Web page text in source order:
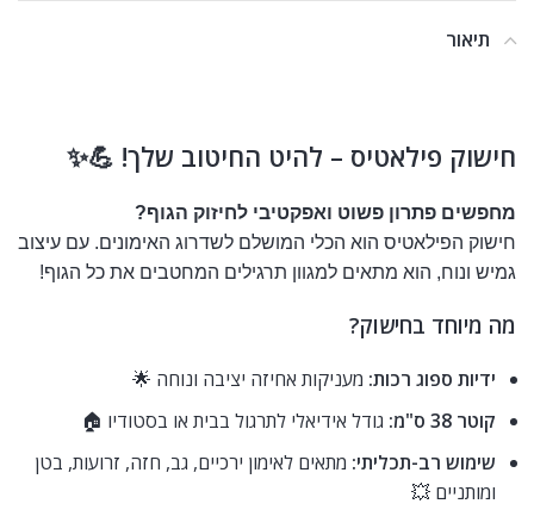
תיאור
חישוק פילאטיס – להיט החיטוב שלך! 💪✨
מחפשים פתרון פשוט ואפקטיבי לחיזוק הגוף?
חישוק הפילאטיס הוא הכלי המושלם לשדרוג האימונים. עם עיצוב
גמיש ונוח, הוא מתאים למגוון תרגילים המחטבים את כל הגוף!
מה מיוחד בחישוק?
ידיות ספוג רכות: מעניקות אחיזה יציבה ונוחה 🌟
קוטר 38 ס"מ:
גודל אידיאלי לתרגול בבית או בסטודיו 🏠
שימוש רב-תכליתי: מתאים לאימון ירכיים, גב, חזה, זרועות, בטן
ומותניים 💥